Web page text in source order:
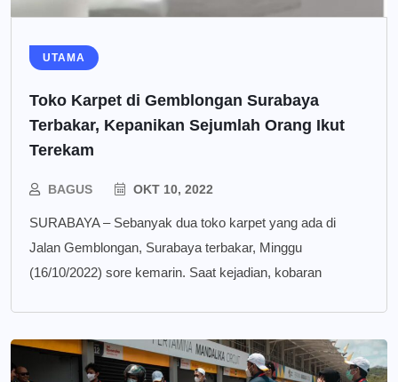
UTAMA
Toko Karpet di Gemblongan Surabaya
Terbakar, Kepanikan Sejumlah Orang Ikut
Terekam
BAGUS OKT 10, 2022
SURABAYA – Sebanyak dua toko karpet yang ada di
Jalan Gemblongan, Surabaya terbakar, Minggu
(16/10/2022) sore kemarin. Saat kejadian, kobaran